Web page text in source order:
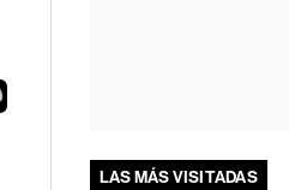
LAS MÁS VISITADAS